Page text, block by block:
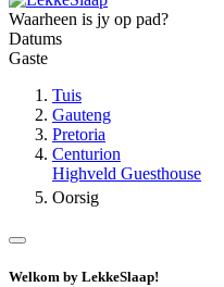
Waarheen is jy op pad?
Datums
Gaste
Tuis
Gauteng
Pretoria
Centurion
Highveld Guesthouse
Oorsig
Welkom by LekkeSlaap!